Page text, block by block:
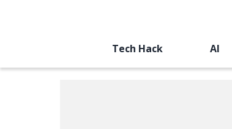
Tech Hack AI